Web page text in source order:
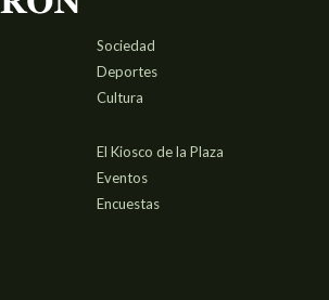
Sociedad
Deportes
Cultura
El Kiosco de la Plaza
Eventos
Encuestas